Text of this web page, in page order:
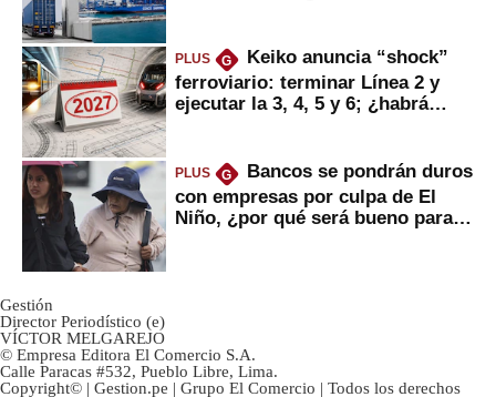
PLUS G
Keiko anuncia “shock”
ferroviario: terminar Línea 2 y
ejecutar la 3, 4, 5 y 6; ¿habrá
PLUS G
Bancos se pondrán duros
con empresas por culpa de El
Niño, ¿por qué será bueno para
Gestión
Director Periodístico (e)
VÍCTOR MELGAREJO
© Empresa Editora El Comercio S.A.
Calle Paracas #532, Pueblo Libre, Lima.
Copyright© | Gestion.pe | Grupo El Comercio | Todos los derechos